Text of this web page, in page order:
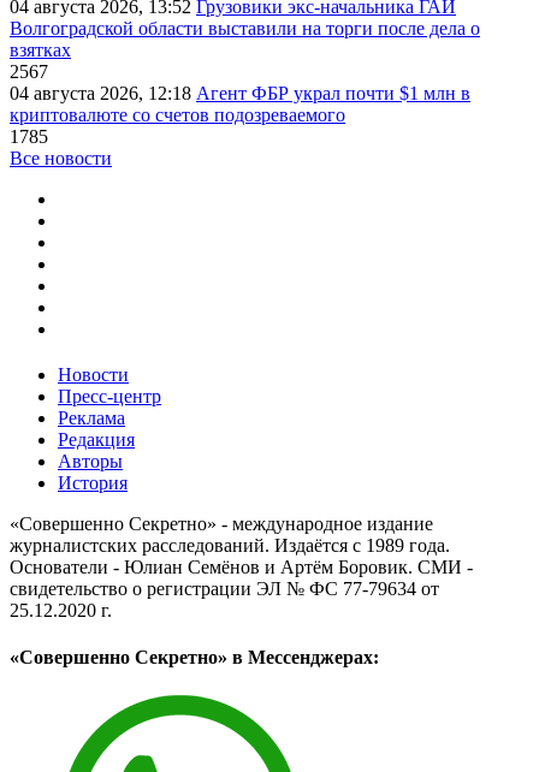
04 августа 2026, 13:52 Грузовики экс-начальника ГАИ
Волгоградской области выставили на торги после дела о
взятках
2567
04 августа 2026, 12:18 Агент ФБР украл почти $1 млн в
криптовалюте со счетов подозреваемого
1785
Все новости
Новости
Пресс-центр
Реклама
Редакция
Авторы
История
«Совершенно Секретно» - международное издание
журналистских расследований. Издаётся с 1989 года.
Основатели - Юлиан Семёнов и Артём Боровик. CМИ -
свидетельство о регистрации ЭЛ № ФС 77-79634 от
25.12.2020 г.
«Совершенно Секретно» в Мессенджерах: